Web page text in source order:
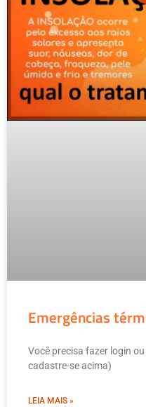
Emergências
Você precisa fazer login
cadastre-se acima)
LEIA MAIS »